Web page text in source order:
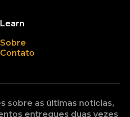
Learn
Sobre
Contato
sobre as últimas notícias,
entregues duas vezes